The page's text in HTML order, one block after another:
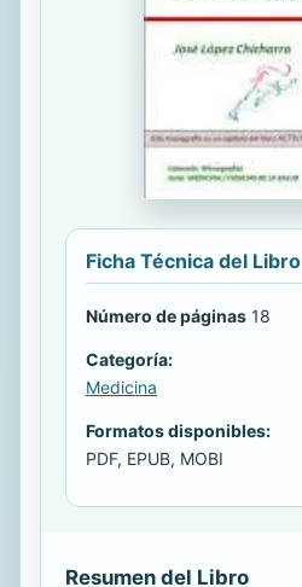
Ficha Técnica del Libro
Número de páginas 18
Categoría:
Medicina
Formatos disponibles:
PDF, EPUB, MOBI
Resumen del Libro